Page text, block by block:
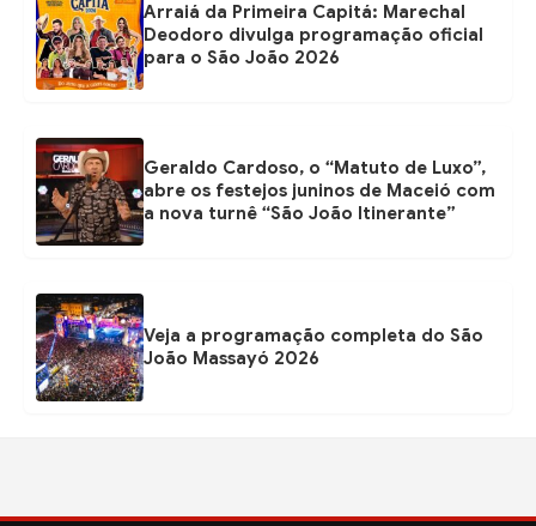
Arraiá da Primeira Capitá: Marechal
Deodoro divulga programação oficial
para o São João 2026
Geraldo Cardoso, o “Matuto de Luxo”,
abre os festejos juninos de Maceió com
a nova turnê “São João Itinerante”
Veja a programação completa do São
João Massayó 2026